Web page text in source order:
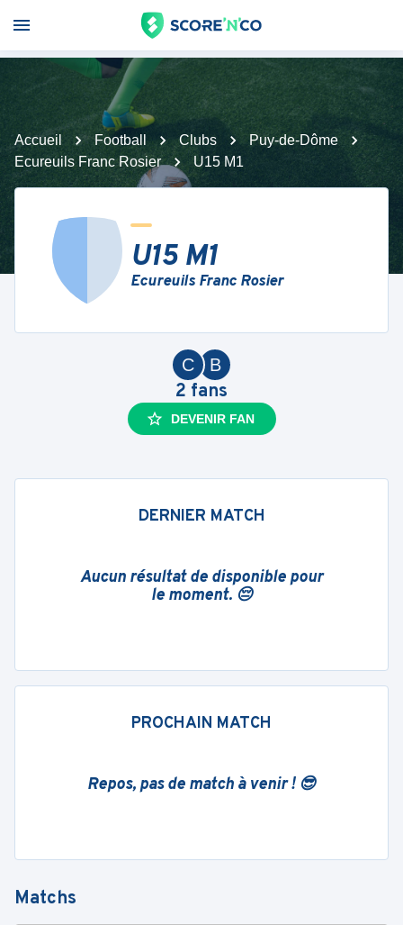
Accueil Football Clubs
Puy-de-Dôme
Ecureuils Franc Rosier
U15 M1
U15 M1
Ecureuils Franc Rosier
B
C
2 fans
DEVENIR FAN
DERNIER MATCH
Aucun résultat de disponible pour
le moment. 😔
PROCHAIN MATCH
Repos, pas de match à venir ! 😎
Matchs